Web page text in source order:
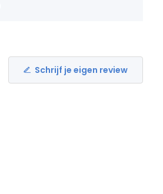
Schrijf je eigen review